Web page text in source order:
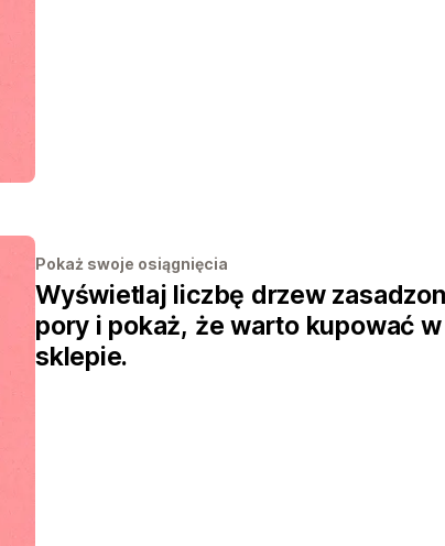
Pokaż swoje osiągnięcia
Wyświetlaj liczbę drzew
pory i pokaż, że warto kupować
sklepie.